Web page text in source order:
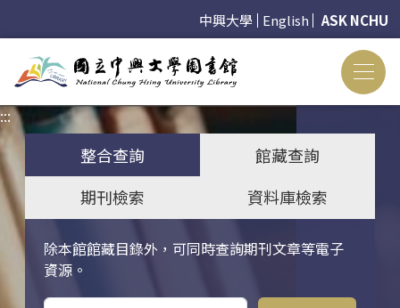
中興大學 English ASK NCHU
:::
整合查詢
館藏查詢
期刊檢索
資料庫檢索
除本館館藏目錄外，可同時查詢期刊文章等電子
資源。
關鍵字搜尋